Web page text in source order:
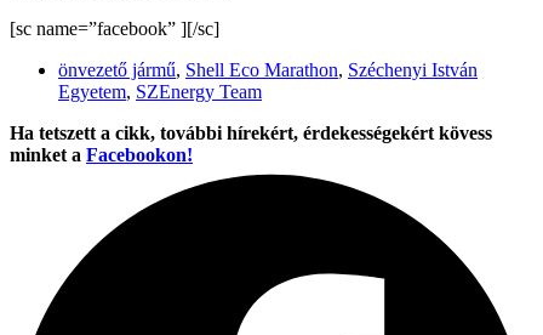
[sc name=”facebook” ][/sc]
önvezető jármű, Shell Eco Marathon, Széchenyi István
Egyetem, SZEnergy Team
Ha tetszett a cikk, további hírekért, érdekességekért kövess
minket a Facebookon!